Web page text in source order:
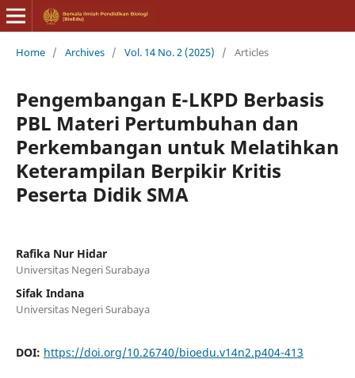
Home / Archives / Vol. 14 No. 2 (2025) / Articles
Pengembangan E-LKPD Berbasis
PBL Materi Pertumbuhan dan
Perkembangan untuk Melatihkan
Keterampilan Berpikir Kritis
Peserta Didik SMA
Rafika Nur Hidar
Universitas Negeri Surabaya
Sifak Indana
Universitas Negeri Surabaya
DOI: https://doi.org/10.26740/bioedu.v14n2.p404-413